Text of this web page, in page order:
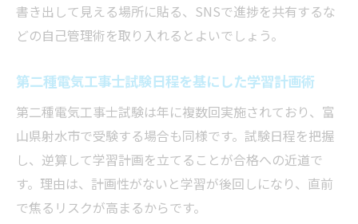
書き出して見える場所に貼る、SNSで進捗を共有するな
どの自己管理術を取り入れるとよいでしょう。
第二種電気工事士試験日程を基にした学習計画術
第二種電気工事士試験は年に複数回実施されており、富
山県射水市で受験する場合も同様です。試験日程を把握
し、逆算して学習計画を立てることが合格への近道で
す。理由は、計画性がないと学習が後回しになり、直前
で焦るリスクが高まるからです。